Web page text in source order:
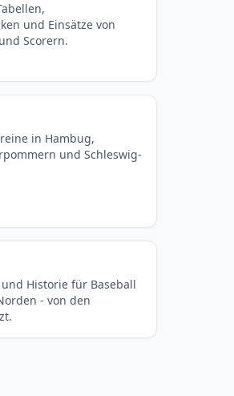
und Einsätze von
Scorern.
in Hambug,
und Schleswig-
Historie für Baseball
- von den